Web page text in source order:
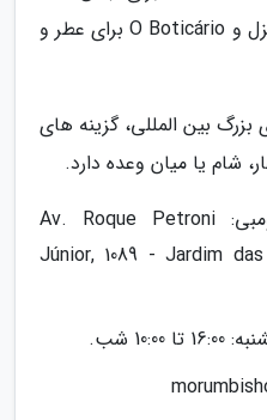
Camicado برای دکوراسیون منزل و O Boticário برای عطر و
بین المللی، گزینه های
شام یا میان وعده دارد.
آدرس مرکز خرید مورومبی: Av. Roque Petroni
Júnior, 1089 - Jardim
شب.